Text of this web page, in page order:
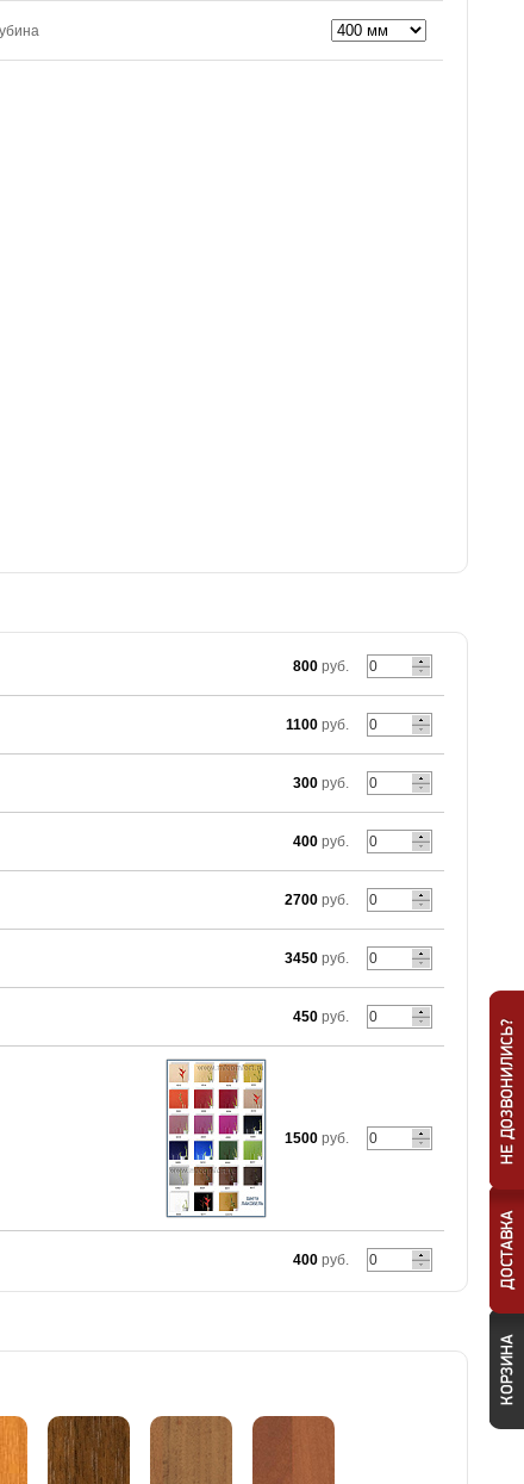
800 руб.
1100 руб.
300 руб.
400 руб.
2700 руб.
3450 руб.
450 руб.
1500 руб.
400 руб.